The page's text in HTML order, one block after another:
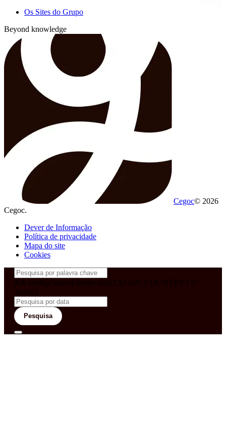
Os Sites do Grupo
Beyond knowledge
Cegoc© 2026
Cegoc.
Dever de Informação
Política de privacidade
Mapa do site
Cookies
&& config('laravel-theme-inter.CEGOS_COUNTRY') !=
'neves')
Pesquisa